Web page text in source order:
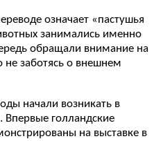
означает «пастушья
занимались именно
обращали внимание на
не заботясь о внешнем
начали возникать в
Впервые голландские
на выставке в